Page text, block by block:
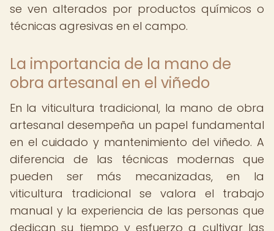
se ven alterados por productos químicos o
técnicas agresivas en el campo.
La importancia de la mano de
obra artesanal en el viñedo
En la viticultura tradicional, la mano de obra
artesanal desempeña un papel fundamental
en el cuidado y mantenimiento del viñedo. A
diferencia de las técnicas modernas que
pueden ser más mecanizadas, en la
viticultura tradicional se valora el trabajo
manual y la experiencia de las personas que
dedican su tiempo y esfuerzo a cultivar las